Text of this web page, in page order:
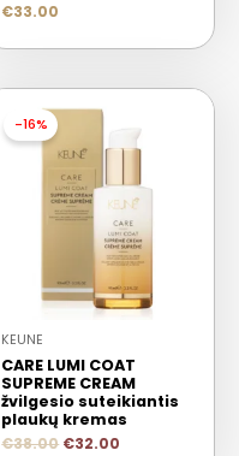
€33.00
-16%
KEUNE
CARE LUMI COAT
SUPREME CREAM
žvilgesio suteikiantis
plaukų kremas
€38.00 €32.00